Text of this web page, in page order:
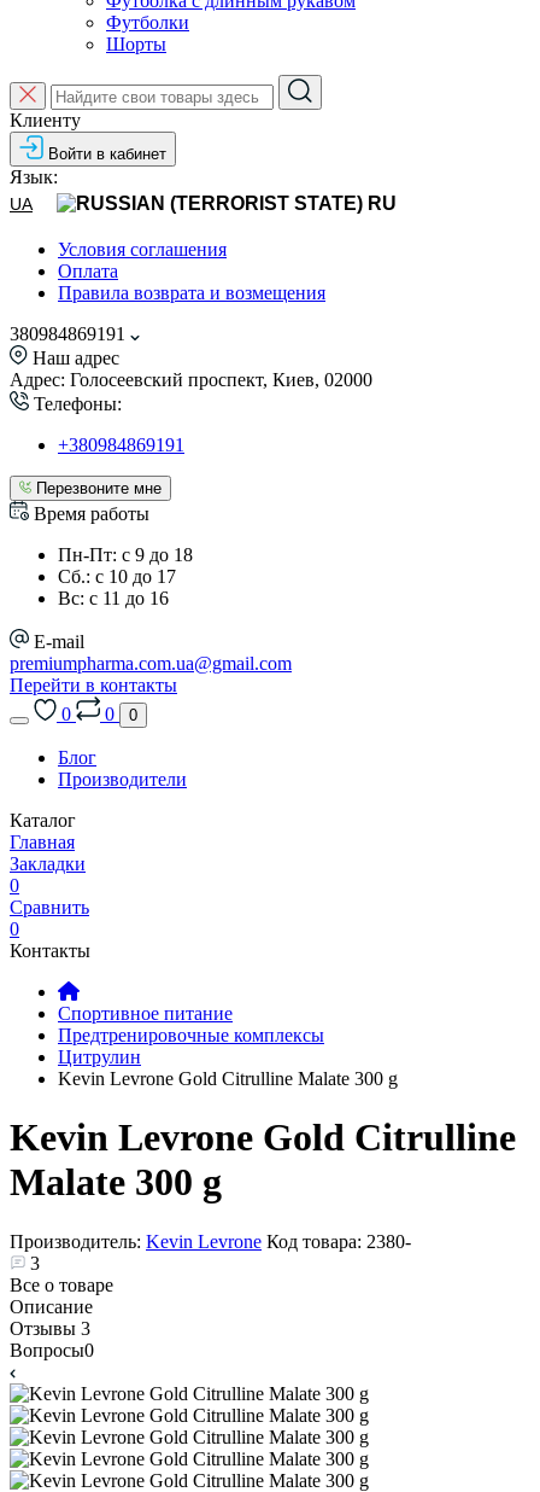
Футболки
Шорты
Клиенту
Войти в кабинет
Язык:
UA RU
Условия соглашения
Оплата
Правила возврата и возмещения
380984869191
Наш адрес
Адрес: Голосеевский проспект, Киев, 02000
Телефоны:
+380984869191
Перезвоните мне
Время работы
Пн-Пт: с 9 до 18
Сб.: с 10 до 17
Вс: с 11 до 16
E-mail
premiumpharma.com.ua@gmail.com
Перейти в контакты
0
0 0
Блог
Производители
Каталог
Главная
Закладки
0
Сравнить
0
Контакты
Спортивное питание
Предтренировочные комплексы
Цитрулин
Kevin Levrone Gold Citrulline Malate 300 g
Kevin Levrone Gold Citrulline
Malate 300 g
Производитель: Kevin Levrone Код товара: 2380-
3
Все о товаре
Описание
Отзывы 3
Вопросы0